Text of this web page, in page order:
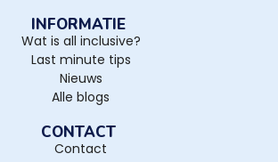
INFORMATIE
Wat is all inclusive?
Last minute tips
Nieuws
Alle blogs
CONTACT
Contact